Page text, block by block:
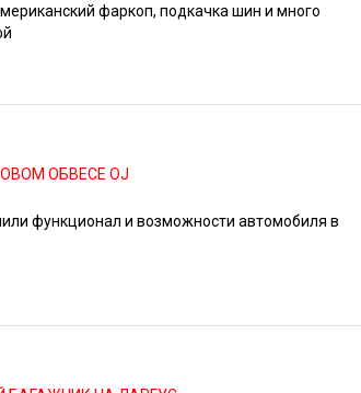
фаркоп, подкачка шин и много
ОБВЕСЕ OJ
функционал и возможности автомобиля в